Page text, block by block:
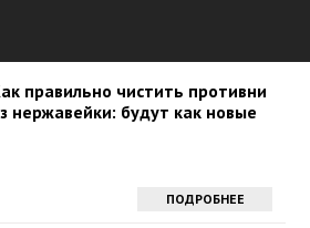
правильно чистить противни
нержавейки: будут как новые
ПОДРОБНЕЕ